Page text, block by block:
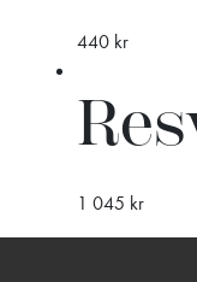
440 kr
1 045 kr